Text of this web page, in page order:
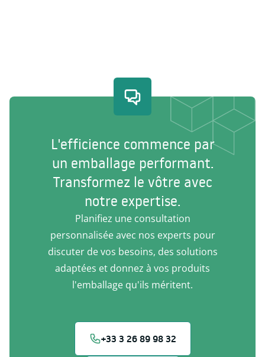
L'efficience commence par
un emballage performant.
Transformez le vôtre avec
notre expertise.
Planifiez une consultation
personnalisée avec nos experts pour
discuter de vos besoins, des solutions
adaptées et donnez à vos produits
l'emballage qu'ils méritent.
+33 3 26 89 98 32